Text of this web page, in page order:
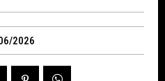
2026